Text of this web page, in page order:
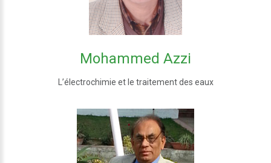
Mohammed Azzi
L’électrochimie et le traitement des eaux